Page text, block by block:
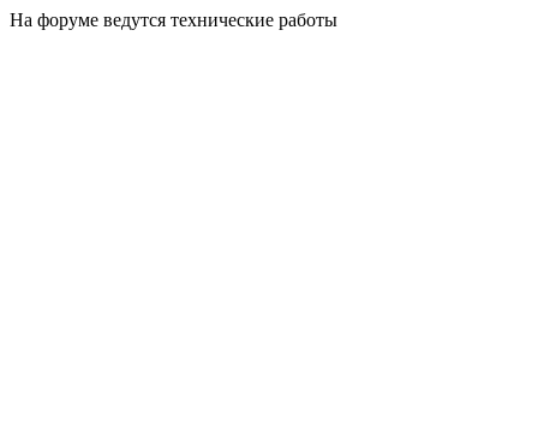
На форуме ведутся технические работы